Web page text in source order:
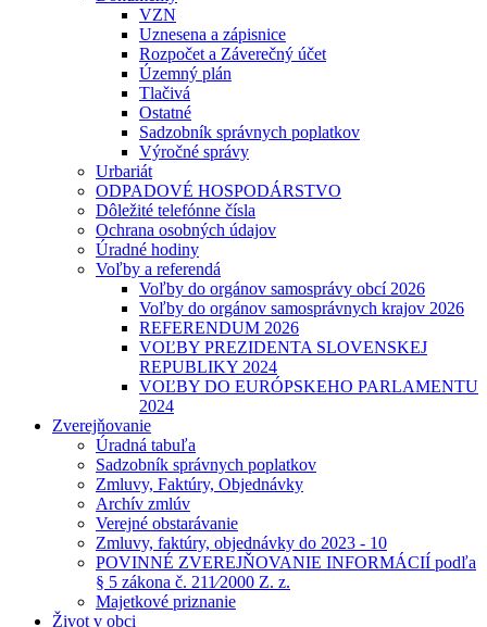
VZN
Uznesena a zápisnice
Rozpočet a Záverečný účet
Územný plán
Tlačivá
Ostatné
Sadzobník správnych poplatkov
Výročné správy
Urbariát
ODPADOVÉ HOSPODÁRSTVO
Dôležité telefónne čísla
Ochrana osobných údajov
Úradné hodiny
Voľby a referendá
Voľby do orgánov samosprávy obcí 2026
Voľby do orgánov samosprávnych krajov 2026
REFERENDUM 2026
VOĽBY PREZIDENTA SLOVENSKEJ
REPUBLIKY 2024
VOĽBY DO EURÓPSKEHO PARLAMENTU
2024
Zverejňovanie
Úradná tabuľa
Sadzobník správnych poplatkov
Zmluvy, Faktúry, Objednávky
Archív zmlúv
Verejné obstarávanie
Zmluvy, faktúry, objednávky do 2023 - 10
POVINNÉ ZVEREJŇOVANIE INFORMÁCIÍ podľa
§ 5 zákona č. 211⁄2000 Z. z.
Majetkové priznanie
Život v obci